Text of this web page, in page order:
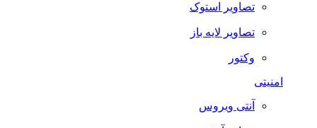
تصاویر استوک
تصاویر لایه باز
وکتور
امنیتی
آنتی ویروس